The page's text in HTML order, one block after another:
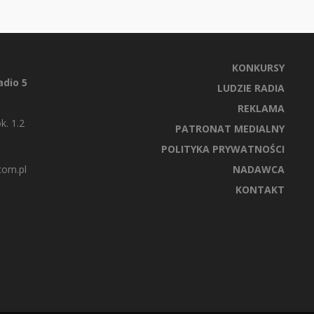
5
1.2
KONKURSY
LUDZIE RADIA
REKLAMA
PATRONAT MEDIALNY
POLITYKA PRYWATNOŚCI
NADAWCA
KONTAKT